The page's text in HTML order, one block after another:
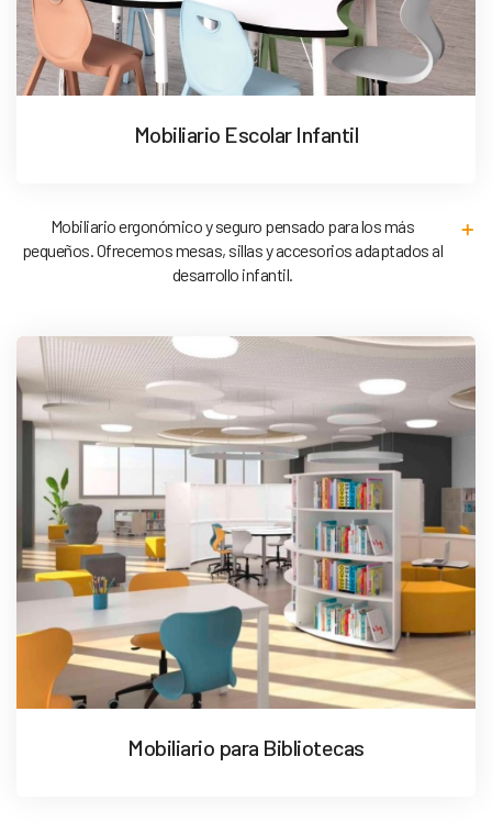
Mobiliario Escolar Infantil
Mobiliario ergonómico y seguro pensado para los más
pequeños. Ofrecemos mesas, sillas y accesorios adaptados al
desarrollo infantil.
Mobiliario para Bibliotecas